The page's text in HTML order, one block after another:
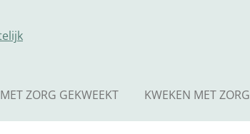
MET ZORG GEKWEEKT KWEKEN MET ZORG